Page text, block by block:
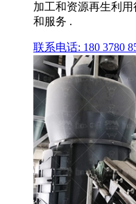
加工和资源再生利
和服务 .
联系电话: 180 3780